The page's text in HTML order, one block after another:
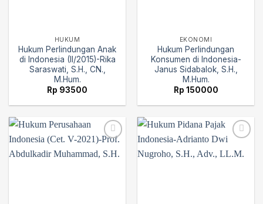
HUKUM
Hukum Perlindungan Anak
di Indonesia (II/2015)-Rika
Saraswati, S.H., CN.,
M.Hum.
Rp 93500
EKONOMI
Hukum Perlindungan
Konsumen di Indonesia-
Janus Sidabalok, S.H.,
M.Hum.
Rp 150000